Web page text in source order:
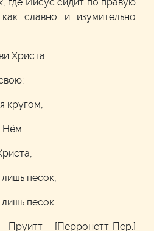
славно и изумительно
Христа
кругом,
песок,
песок.
[Перронетт-Пер.]